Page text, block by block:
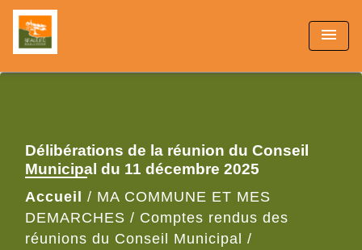
menu
Délibérations de la réunion du Conseil
Municipal du 11 décembre 2025
Accueil / MA COMMUNE ET MES
DEMARCHES / Comptes rendus des
réunions du Conseil Municipal /